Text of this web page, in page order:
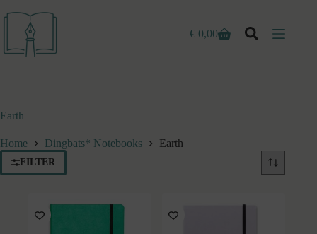
naar
inhoud
Winkelwagen
€ 0,00
Earth
Home Dingbats* Notebooks Earth
FILTER